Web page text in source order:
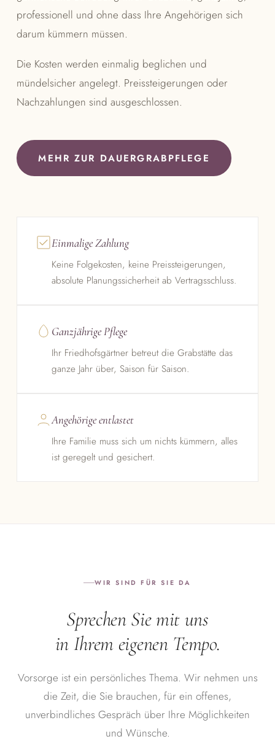
professionell und ohne dass Ihre Angehörigen sich
darum kümmern müssen.
Die Kosten werden einmalig beglichen und
mündelsicher angelegt. Preissteigerungen oder
Nachzahlungen sind ausgeschlossen.
MEHR ZUR DAUERGRABPFLEGE
Einmalige Zahlung
Keine Folgekosten, keine Preissteigerungen,
absolute Planungssicherheit ab Vertragsschluss.
Ganzjährige Pflege
Ihr Friedhofsgärtner betreut die Grabstätte das
ganze Jahr über, Saison für Saison.
Angehörige entlastet
Ihre Familie muss sich um nichts kümmern, alles
ist geregelt und gesichert.
WIR SIND FÜR SIE DA
Sprechen Sie mit uns
in Ihrem eigenen Tempo.
Vorsorge ist ein persönliches Thema. Wir nehmen uns
die Zeit, die Sie brauchen, für ein offenes,
unverbindliches Gespräch über Ihre Möglichkeiten
und Wünsche.